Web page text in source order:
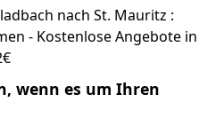
nach St. Mauritz :
- Kostenlose Angebote in
wenn es um Ihren